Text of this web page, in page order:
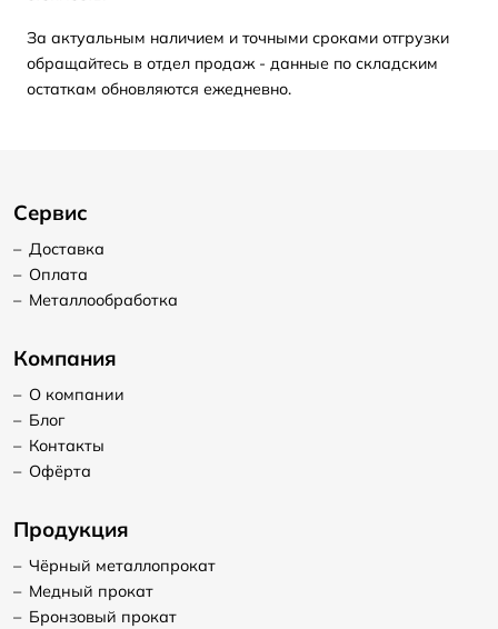
За актуальным наличием и точными сроками отгрузки
обращайтесь в отдел продаж - данные по складским
остаткам обновляются ежедневно.
Сервис
– Доставка
– Оплата
– Металлообработка
Компания
– О компании
– Блог
– Контакты
– Офёрта
Продукция
– Чёрный металлопрокат
– Медный прокат
– Бронзовый прокат